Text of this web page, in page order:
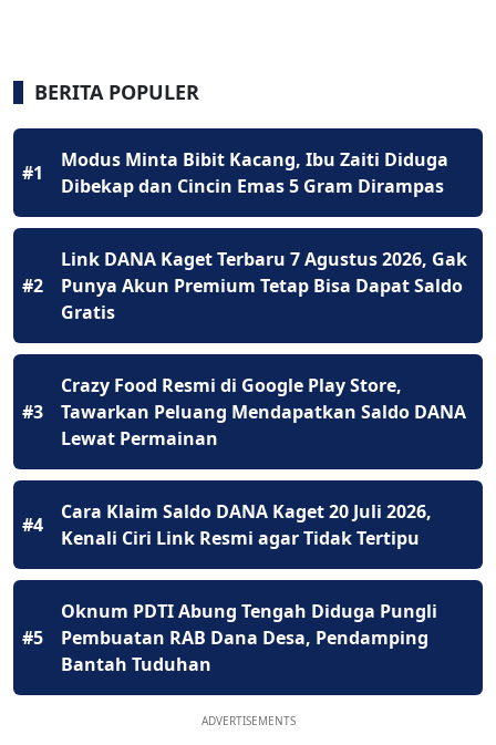
BERITA POPULER
#1
Modus Minta Bibit Kacang, Ibu Zaiti Diduga
Dibekap dan Cincin Emas 5 Gram Dirampas
#2
Link DANA Kaget Terbaru 7 Agustus 2026, Gak
Punya Akun Premium Tetap Bisa Dapat Saldo
Gratis
#3
Crazy Food Resmi di Google Play Store,
Tawarkan Peluang Mendapatkan Saldo DANA
Lewat Permainan
#4
Cara Klaim Saldo DANA Kaget 20 Juli 2026,
Kenali Ciri Link Resmi agar Tidak Tertipu
#5
Oknum PDTI Abung Tengah Diduga Pungli
Pembuatan RAB Dana Desa, Pendamping
Bantah Tuduhan
ADVERTISEMENTS